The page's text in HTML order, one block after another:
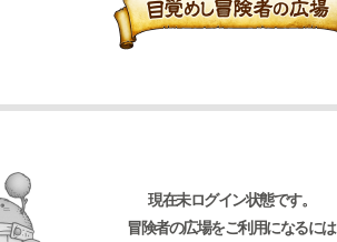
現在未ログイン状態です。
冒険者の広場をご利用になるには